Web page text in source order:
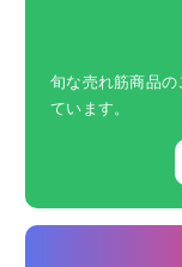
旬な売れ筋商品の
ています。